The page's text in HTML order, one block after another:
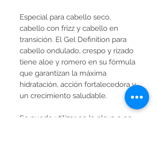
Especial para cabello seco,
cabello con frizz y cabello en
transición. El Gel Definition para
cabello ondulado, crespo y rizado
tiene aloe y romero en su fórmula
que garantizan la máxima
hidratación, acción fortalecedora y
un crecimiento saludable.
Se puede utilizar en la playa o en